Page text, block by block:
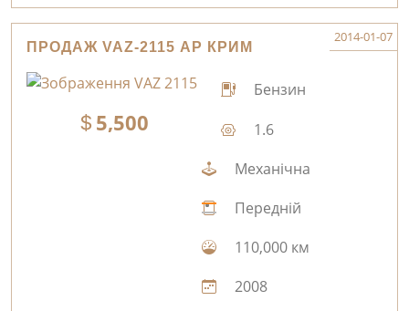
ПРОДАЖ VAZ-2115 АР КРИМ
2014-01-07
5,500
Бензин
1.6
Механічна
Передній
110,000 км
2008